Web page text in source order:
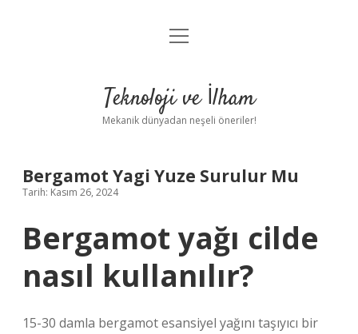
Anasayfa
Yasal Uyarı
menüyü
Teknoloji ve İlham
Mekanik dünyadan neşeli öneriler!
Bergamot Yagi Yuze Surulur Mu
Tarih: Kasım 26, 2024
Bergamot yağı cilde
nasıl kullanılır?
15-30 damla bergamot esansiyel yağını taşıyıcı bir